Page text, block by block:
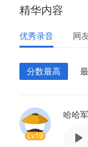
精华内容
优秀录音 网
分数最高
Lv19
哈哈